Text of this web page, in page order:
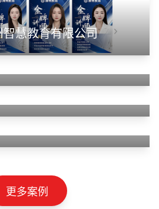
慧教育有限公司
更多案例